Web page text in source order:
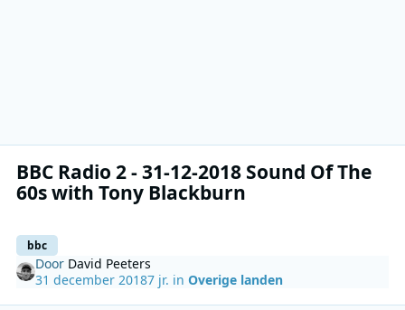
BBC Radio 2 - 31-12-2018 Sound Of The
60s with Tony Blackburn
bbc
Door David Peeters
31 december 20187 jr. inOverige landen